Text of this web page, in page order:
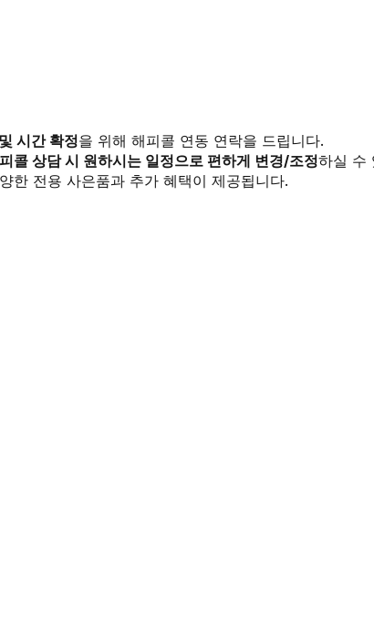
시간 확정을 위해 해피콜 연동 연락을 드립니다.
콜 상담 시 원하시는 일정으로 편하게 변경/조정하실 수
한 전용 사은품과 추가 혜택이 제공됩니다.